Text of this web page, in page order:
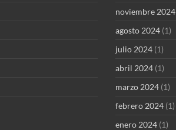
noviembre 2024
agosto 2024 (1)
julio 2024 (1)
abril 2024 (1)
marzo 2024 (1)
febrero 2024 (1)
enero 2024 (1)